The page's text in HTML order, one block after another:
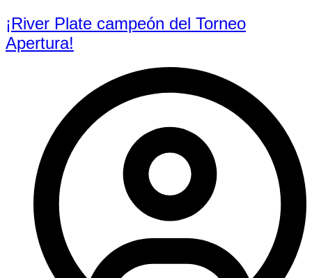
¡River Plate campeón del Torneo
Apertura!